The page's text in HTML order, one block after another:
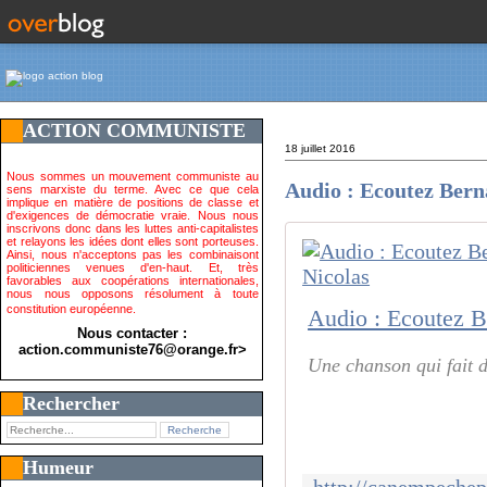
ACTION COMMUNISTE
Nous sommes un mouvement communiste au
sens marxiste du terme. Avec ce que cela
implique en matière de positions de classe et
d'exigences de démocratie vraie. Nous nous
inscrivons donc dans les luttes anti-capitalistes
et relayons les idées dont elles sont porteuses.
Ainsi, nous n'acceptons pas les combinaisont
politiciennes venues d'en-haut. Et, très
favorables aux coopérations internationales,
nous nous opposons résolument à toute
constitution européenne.
Nous contacter :
action.communiste76@orange.fr>
Rechercher
Humeur
18 juillet 2016
Audio : Ecoutez
Une chanson qui fait